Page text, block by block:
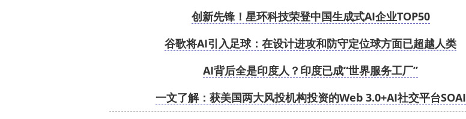
创新先锋！星环科技荣登中国生成式AI企业TOP50
谷歌将AI引入足球：在设计进攻和防守定位球方面已超越人类
AI背后全是印度人？印度已成“世界服务工厂”
一文了解：获美国两大风投机构投资的Web 3.0+AI社交平台SOAI